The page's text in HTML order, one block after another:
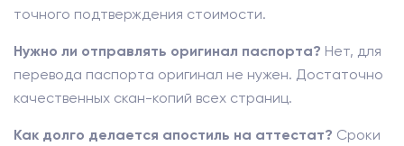
точного подтверждения стоимости.
Нужно ли отправлять оригинал паспорта? Нет, для
перевода паспорта оригинал не нужен. Достаточно
качественных скан-копий всех страниц.
Как долго делается апостиль на аттестат? Сроки